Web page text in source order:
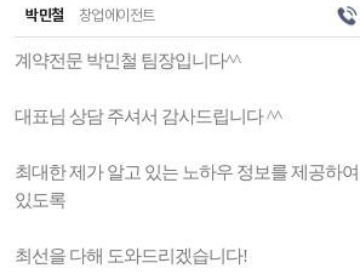
박민철 창업에이전트
계약전문 박민철 팀장입니다^^
대표님 상담 주셔서 감사드립니다 ^^
최대한 제가 알고 있는 노하우 정보를 제공하
있도록
최선을 다해 도와드리겠습니다!